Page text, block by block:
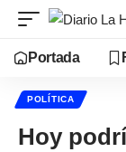
Portada
POLÍTICA
Hoy